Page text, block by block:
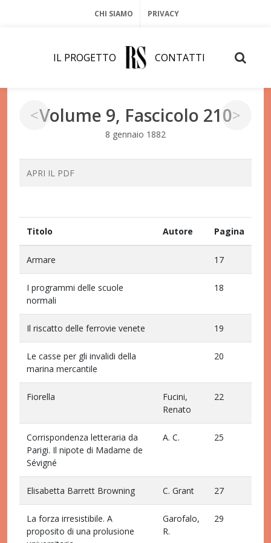
CHI SIAMO PRIVACY
IL PROGETTO CONTATTI
Volume 9, Fascicolo 210
8 gennaio 1882
APRI IL PDF
Titolo Autore Pagina
Armare 17
I programmi delle scuole
normali
18
Il riscatto delle ferrovie venete 19
Le casse per gli invalidi della
marina mercantile
20
Fiorella
Fucini,
Renato
22
Corrispondenza letteraria da
Parigi. Il nipote di Madame de
Sévigné
A. C. 25
Elisabetta Barrett Browning C. Grant 27
La forza irresistibile. A
proposito di una prolusione
Garofalo,
R.
29
< >